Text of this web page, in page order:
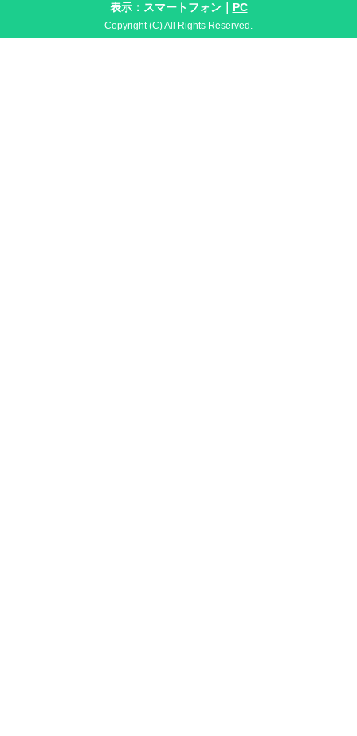
表示：スマートフォン｜ PC
Copyright (C) All Rights Reserved.